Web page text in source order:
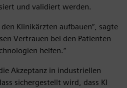
und validiert werden.
Klinikärzten aufbauen“, sagte
Vertrauen bei den Patienten
helfen.“
Akzeptanz in industriellen
sichergestellt wird, dass KI